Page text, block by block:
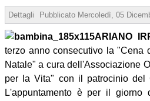
Dettagli Pubblicato Mercoledì, 05
ARIANO
terzo anno consecutivo la "Cena
Natale" a cura dell'Associazione
per la Vita" con il patrocinio del
L'appuntamento è per il giorno